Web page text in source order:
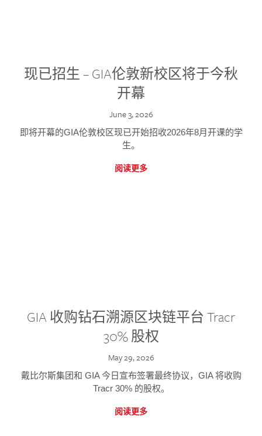
现已招生 – GIA伦敦新校区将于今秋
开幕
June 3, 2026
即将开幕的GIA伦敦校区现已开始招收2026年8月开课的学
生。
阅读更多
GIA 收购钻石溯源区块链平台 Tracr
30% 股权
May 29, 2026
戴比尔斯集团和 GIA 今日宣布签署最终协议，GIA 将收购
Tracr 30% 的股权。
阅读更多